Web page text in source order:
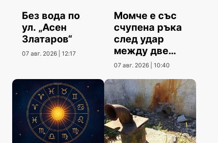
Без вода по
ул. „Асен
Златаров“
07 авг. 2026 | 12:17
Момче е със
счупена ръка
след удар
между две
коли
07 авг. 2026 | 10:40